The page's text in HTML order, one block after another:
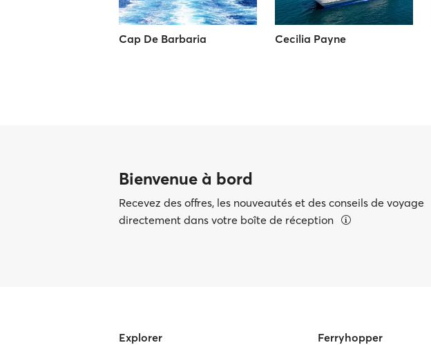
Cap De Barbaria Cecilia Payne
Bienvenue à bord
Recevez des offres, les nouveautés et des conseils de voyage
directement dans votre boîte de réception
Explorer
Ferryhopper